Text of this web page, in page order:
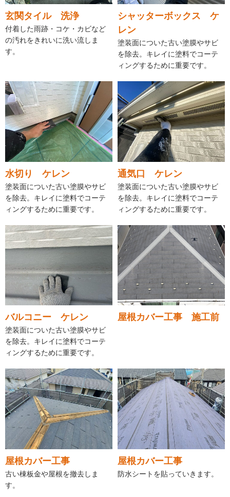
玄関タイル 洗浄
付着した雨跡・コケ・カビなど
の汚れをきれいに洗い流しま
す。
シャッターボックス ケ
レン
塗装面についた古い塗膜やサビ
を除去。キレイに塗料でコーテ
ィングするために重要です。
水切り ケレン
塗装面についた古い塗膜やサビ
を除去。キレイに塗料でコーテ
ィングするために重要です。
通気口 ケレン
塗装面についた古い塗膜やサビ
を除去。キレイに塗料でコーテ
ィングするために重要です。
バルコニー ケレン
塗装面についた古い塗膜やサビ
を除去。キレイに塗料でコーテ
ィングするために重要です。
屋根カバー工事 施工前
屋根カバー工事
古い棟板金や屋根を撤去しま
す。
屋根カバー工事
防水シートを貼っていきます。